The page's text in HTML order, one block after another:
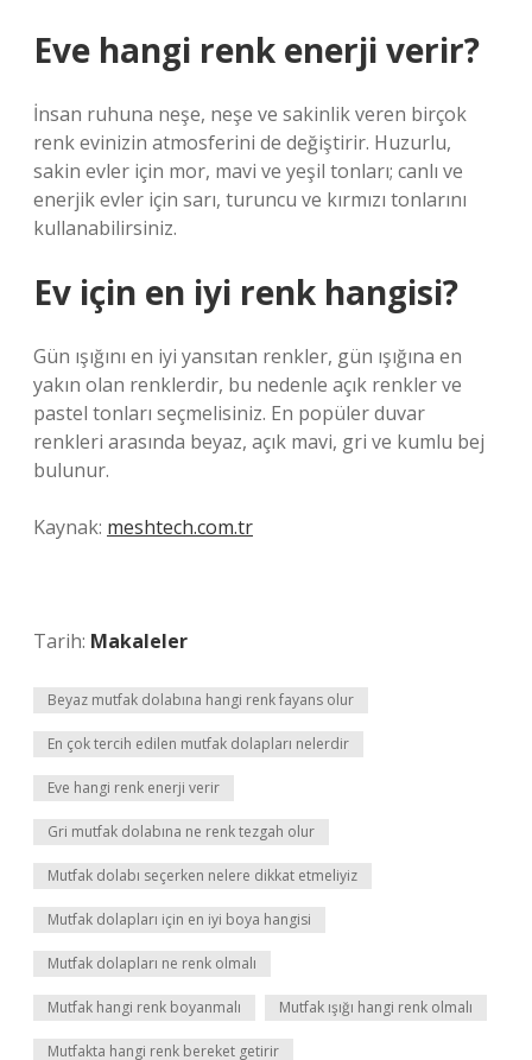
Eve hangi renk enerji verir?
İnsan ruhuna neşe, neşe ve sakinlik veren birçok
renk evinizin atmosferini de değiştirir. Huzurlu,
sakin evler için mor, mavi ve yeşil tonları; canlı ve
enerjik evler için sarı, turuncu ve kırmızı tonlarını
kullanabilirsiniz.
Ev için en iyi renk hangisi?
Gün ışığını en iyi yansıtan renkler, gün ışığına en
yakın olan renklerdir, bu nedenle açık renkler ve
pastel tonları seçmelisiniz. En popüler duvar
renkleri arasında beyaz, açık mavi, gri ve kumlu bej
bulunur.
Kaynak: meshtech.com.tr
Tarih: Makaleler
Beyaz mutfak dolabına hangi renk fayans olur
En çok tercih edilen mutfak dolapları nelerdir
Eve hangi renk enerji verir
Gri mutfak dolabına ne renk tezgah olur
Mutfak dolabı seçerken nelere dikkat etmeliyiz
Mutfak dolapları için en iyi boya hangisi
Mutfak dolapları ne renk olmalı
Mutfak hangi renk boyanmalı Mutfak ışığı hangi renk olmalı
Mutfakta hangi renk bereket getirir